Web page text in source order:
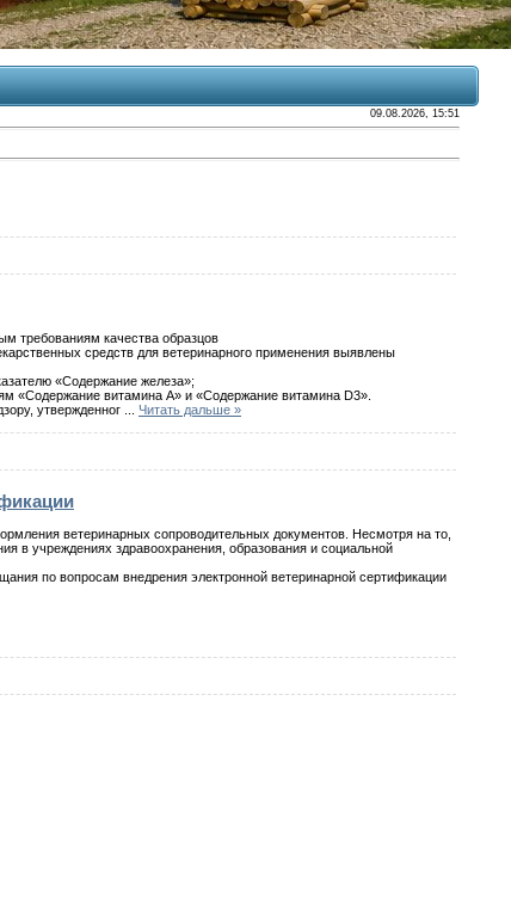
09.08.2026, 15:51
требованиям качества образцов
средств для ветеринарного применения выявлены
«Содержание железа»;
«Содержание витамина А» и «Содержание витамина D3».
утвержденног
Читать дальше »
ветеринарных сопроводительных документов. Несмотря на то,
в учреждениях здравоохранения, образования и социальной
по вопросам внедрения электронной ветеринарной сертификации